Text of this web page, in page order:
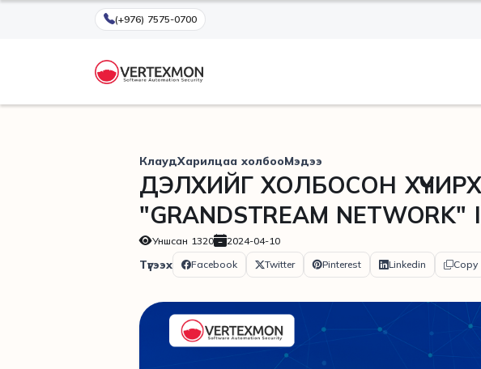
(+976) 7575-0700
КлаудХарилцаа холбооМэдээ
ДЭЛХИЙГ ХОЛБОСОН
"GRANDSTREAM NETWORK"
Уншсан 1320 2024-04-10
Түгээх Facebook Twitter Pinterest Linkedin Copy